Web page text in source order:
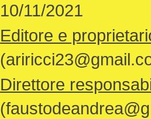
10/11/2021
Editore e
Direttore